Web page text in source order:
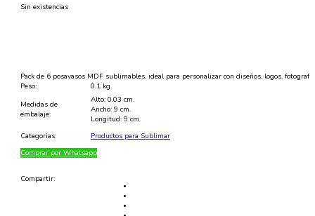
Sin existencias
Pack de 6 posavasos MDF sublimables, ideal para personalizar con diseños, logos,
Peso:
0.1 kg.
Medidas de
embalaje:
Alto: 0.03 cm.
Ancho: 9 cm.
Longitud: 9 cm.
Categorías:
Productos para Sublimar
Comprar por Whatsapp
Compartir: